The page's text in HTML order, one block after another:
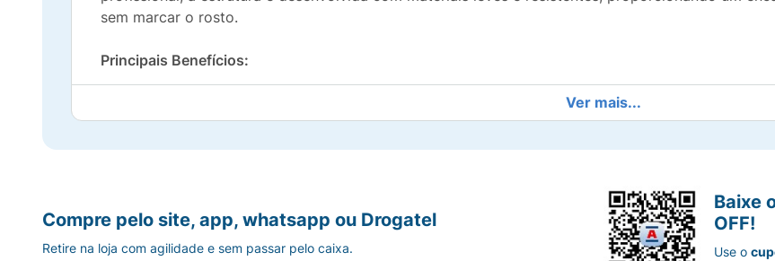
sem marcar o rosto.
Principais Benefícios:
Correção intermediária, uma das mais utilizadas para presbiopia.
Design Atemporal:A armação preta é elegante, unissex e nunca sai de moda.
Perfeito para ter na mesa do escritório, na bolsa ou na cabeceira.
Conforto: Leveza e ergonomia para uma leitura prazerosa.
Ver mais...
Compre pelo site, app, whatsapp ou Drogatel
Retire na loja com agilidade e sem passar pelo caixa.
Baixe
OFF!
Use o